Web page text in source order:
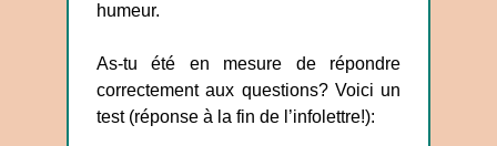
humeur.
As-tu été en mesure de répondre
correctement aux questions? Voici un
test (réponse à la fin de l’infolettre!):